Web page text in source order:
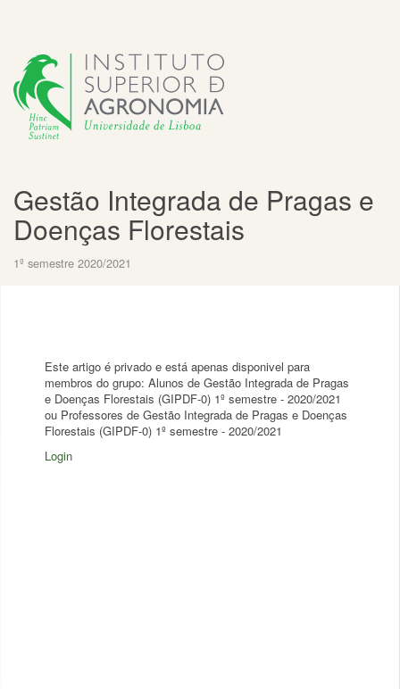
Gestão Integrada de Pragas e
Doenças Florestais
1º semestre 2020/2021
Este artigo é privado e está apenas disponivel para
membros do grupo: Alunos de Gestão Integrada de Pragas
e Doenças Florestais (GIPDF-0) 1º semestre - 2020/2021
ou Professores de Gestão Integrada de Pragas e Doenças
Florestais (GIPDF-0) 1º semestre - 2020/2021
Login